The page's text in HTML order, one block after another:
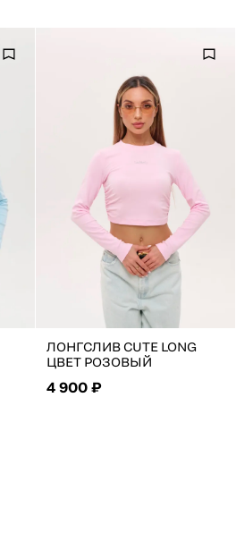
ЛОНГСЛИВ CUTE LONG
ЦВЕТ РОЗОВЫЙ
4 900 ₽